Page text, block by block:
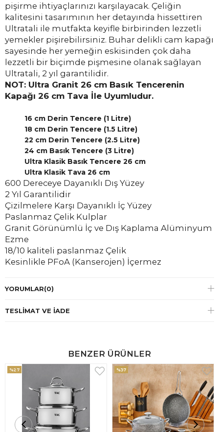
pişirme ihtiyaçlarınızı karşılayacak. Çeliğin
kalitesini tasarımının her detayında hissettiren
Ultratali ile mutfakta keyifle birbirinden lezzetli
yemekler pişirebilirsiniz. Buhar delikli cam kapağı
sayesinde her yemeğin eskisinden çok daha
lezzetli bir biçimde pişmesine olanak sağlayan
Ultratali, 2 yıl garantilidir.
NOT: Ultra Granit 26 cm Basık Tencerenin
Kapağı 26 cm Tava İle Uyumludur.
16 cm Derin Tencere (1 Litre)
18 cm Derin Tencere (1.5 Litre)
22 cm Derin Tencere (2.5 Litre)
24 cm Basık Tencere (3 Litre)
Ultra Klasik Basık Tencere 26 cm
Ultra Klasik Tava 26 cm
600 Dereceye Dayanıklı Dış Yüzey
2 Yıl Garantilidir
Çizilmelere Karşı Dayanıklı İç Yüzey
Paslanmaz Çelik Kulplar
Granit Görünümlü İç ve Dış Kaplama Alüminyum
Ezme
18/10 kaliteli paslanmaz Çelik
Kesinlikle PFoA (Kanserojen) İçermez
YORUMLAR(0)
TESLIMAT VE İADE
BENZER ÜRÜNLER
%27 %37